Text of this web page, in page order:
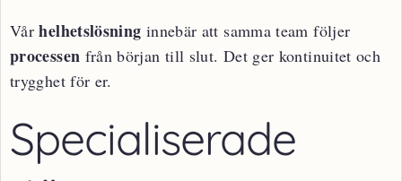
Vårhelhetslösning innebär att samma team följer
processen från början till slut. Det ger kontinuitet och
trygghet för er.
Specialiserade